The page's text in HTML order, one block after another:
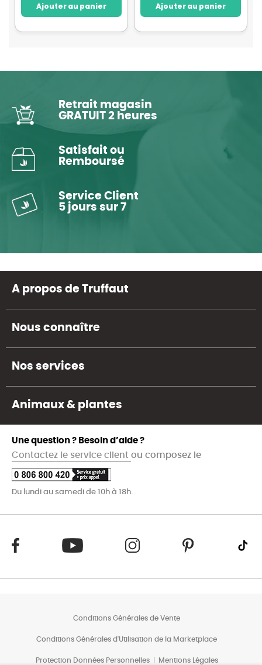
Ajouter au panier Ajouter au panier
Retrait magasin
GRATUIT 2 heures
Satisfait ou
Remboursé
Service Client
5 jours sur 7
A propos de Truffaut
Nous connaître
Nos services
Animaux & plantes
Une question ? Besoin d’aide ?
Contactez le service client ou composez le
Du lundi au samedi de 10h à 18h.
Conditions Générales de Vente
Conditions Générales d'Utilisation de la Marketplace
Protection Données Personnelles Mentions Légales